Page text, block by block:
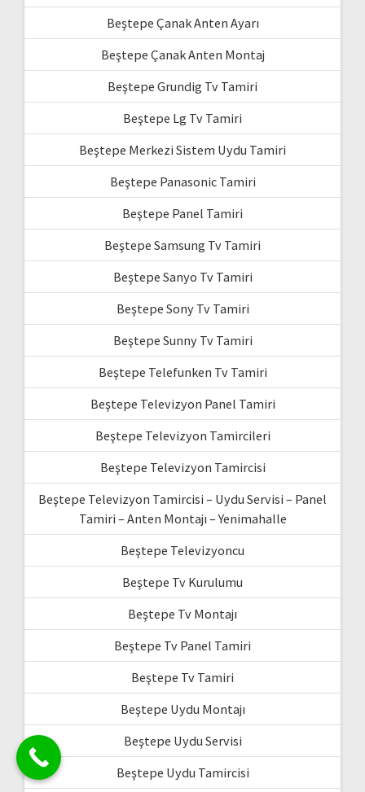
Beştepe Çanak Anten Ayarı
Beştepe Çanak Anten Montaj
Beştepe Grundig Tv Tamiri
Beştepe Lg Tv Tamiri
Beştepe Merkezi Sistem Uydu Tamiri
Beştepe Panasonic Tamiri
Beştepe Panel Tamiri
Beştepe Samsung Tv Tamiri
Beştepe Sanyo Tv Tamiri
Beştepe Sony Tv Tamiri
Beştepe Sunny Tv Tamiri
Beştepe Telefunken Tv Tamiri
Beştepe Televizyon Panel Tamiri
Beştepe Televizyon Tamircileri
Beştepe Televizyon Tamircisi
Beştepe Televizyon Tamircisi – Uydu Servisi – Panel
Tamiri – Anten Montajı – Yenimahalle
Beştepe Televizyoncu
Beştepe Tv Kurulumu
Beştepe Tv Montajı
Beştepe Tv Panel Tamiri
Beştepe Tv Tamiri
Beştepe Uydu Montajı
Beştepe Uydu Servisi
Beştepe Uydu Tamircisi